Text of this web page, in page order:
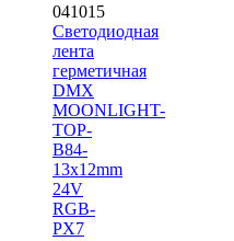
041015
Светодиодная
лента
герметичная
DMX
MOONLIGHT-
TOP-
B84-
13x12mm
24V
RGB-
PX7